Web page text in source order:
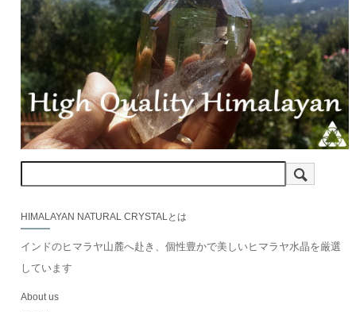
HIMALAYAN NATURAL CRYSTALとは
インドのヒマラヤ山麓へ赴き、個性豊かで美しいヒマラヤ水晶を厳選
しています
About us